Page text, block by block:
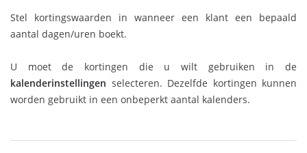
Stel kortingswaarden in wanneer een klant een bepaald
aantal dagen/uren boekt.
U moet de kortingen die u wilt gebruiken in de
kalenderinstellingen selecteren. Dezelfde kortingen kunnen
worden gebruikt in een onbeperkt aantal kalenders.